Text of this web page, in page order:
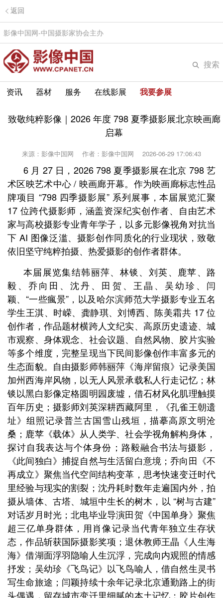
返回
影像中国网-中国摄影家协会主办
搜索
资讯 器材 服务 在线影展 我要参展
致敬纯粹影像｜2026 年度 798 夏季摄影展北京映画廊
启幕
来源：影像中国网 作者：影像中国网 2026-06-29 17:06:43
6 月 27 日，2026 798 夏季摄影展在北京 798 艺
术区映艺术中心 / 映画廊开幕。作为映画廊标志性品
牌项目 “798 四季摄影展” 系列展事，本届展览汇聚
17 位跨代摄影师，涵盖资深纪实创作者、自由艺术
家与高校摄影专业青年学子，以多元影像视角对抗当
下 AI 图像泛滥、摄影创作同质化的行业现状，致敬
依旧坚守纯粹拍摄、热爱摄影的创作者群体。
本届展览集结韩丽萍、林锬、刘英、鹿苹、路
毅、乔向田、沈丹、田贺、王晶、吴幼珍、闫
颖、“一些瘋景”，以及哈尔滨师范大学摄影专业五名
学生王淇、时嵘、龚静琪、刘博西、陈美霜共 17 位
创作者，作品题材横跨人文纪实、高原历史遗迹、城
市观察、身体观念、社会议题、自然风物、胶片实验
等多个维度，完整呈现当下民间影像创作丰富多元的
生态面貌。 自由摄影师韩丽萍《海岸留痕》记录美国
加州西海岸风物，以无人风景承载私人行走记忆；林
锬以黑白影像定格圆明园废墟，借石材风化肌理触摸
百年历史；摄影师刘英深耕西藏阿里，《孔雀王朝遗
址》组照记录普兰古国雪山残垣，描摹高原文明沧
桑；鹿苹《载体》从人类学、社会学视角解构身体，
探讨自我表达与个体身份；路毅融合书法与摄影，
《此间独白》捕捉自然与生活留白意境；乔向田《不
再成立》聚焦当代空间结构变革，思考快速变迁时代
里经验与现实的割裂；沈丹耗时数年走遍国内外，拍
摄从墙体、古塔、城垣中生长的树木，以 “树与古建”
对话岁月时光；北电毕业导演田贺《中国单身》聚焦
超三亿单身群体，用肖像记录当代青年独立生存状
态，作品斩获国际摄影奖项；退休教师王晶《人生海
海》借湖面浮羽隐喻人生沉浮，完成向内观照的情感
抒发；吴幼珍《飞鸟记》以飞鸟喻人，借自然生灵书
写生命旅途；闫颖持续十余年记录北京通勤路上的街
头偶遇，留存城市变迁里细腻的本土记忆；胶片创作